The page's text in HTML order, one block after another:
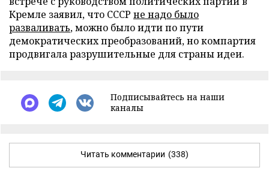
Кремле заявил, что СССР не надо было
разваливать, можно было идти по пути
демократических преобразований, но компартия
продвигала разрушительные для страны идеи.
Подписывайтесь на наши
каналы
Читать комментарии (338)